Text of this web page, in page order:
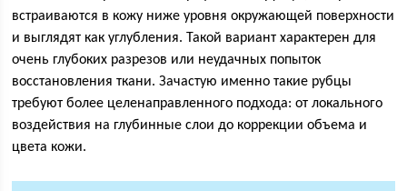
встраиваются в кожу ниже уровня окружающей поверхности
и выглядят как углубления. Такой вариант характерен для
очень глубоких разрезов или неудачных попыток
восстановления ткани. Зачастую именно такие рубцы
требуют более целенаправленного подхода: от локального
воздействия на глубинные слои до коррекции объема и
цвета кожи.